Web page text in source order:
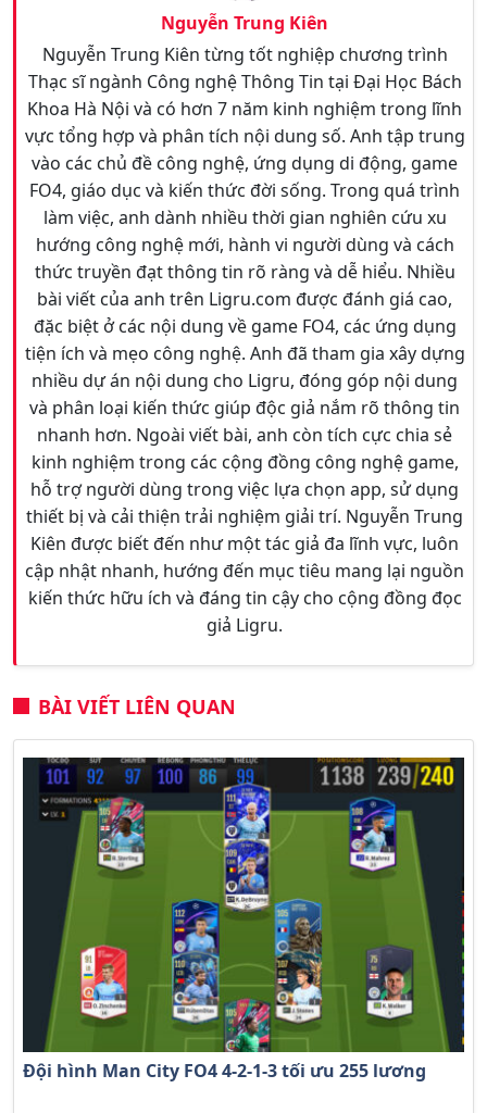
Nguyễn Trung Kiên
Nguyễn Trung Kiên từng tốt nghiệp chương trình
Thạc sĩ ngành Công nghệ Thông Tin tại Đại Học Bách
Khoa Hà Nội và có hơn 7 năm kinh nghiệm trong lĩnh
vực tổng hợp và phân tích nội dung số. Anh tập trung
vào các chủ đề công nghệ, ứng dụng di động, game
FO4, giáo dục và kiến thức đời sống. Trong quá trình
làm việc, anh dành nhiều thời gian nghiên cứu xu
hướng công nghệ mới, hành vi người dùng và cách
thức truyền đạt thông tin rõ ràng và dễ hiểu. Nhiều
bài viết của anh trên Ligru.com được đánh giá cao,
đặc biệt ở các nội dung về game FO4, các ứng dụng
tiện ích và mẹo công nghệ. Anh đã tham gia xây dựng
nhiều dự án nội dung cho Ligru, đóng góp nội dung
và phân loại kiến thức giúp độc giả nắm rõ thông tin
nhanh hơn. Ngoài viết bài, anh còn tích cực chia sẻ
kinh nghiệm trong các cộng đồng công nghệ game,
hỗ trợ người dùng trong việc lựa chọn app, sử dụng
thiết bị và cải thiện trải nghiệm giải trí. Nguyễn Trung
Kiên được biết đến như một tác giả đa lĩnh vực, luôn
cập nhật nhanh, hướng đến mục tiêu mang lại nguồn
kiến thức hữu ích và đáng tin cậy cho cộng đồng đọc
giả Ligru.
BÀI VIẾT LIÊN QUAN
Đội hình Man City FO4 4-2-1-3 tối ưu 255 lương